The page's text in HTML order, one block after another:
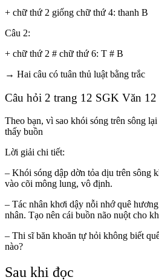
+ chữ thứ 2 giống chữ thứ 4: thanh B
Câu 2:
+ chữ thứ 2 # chữ thứ 6: T # B
→ Hai câu có tuân thủ luật bằng trắc
Câu hỏi 2 trang 12 SGK Văn 12
Theo bạn, vì sao khói sóng trên sông
thấy buồn
Lời giải chi tiết:
– Khói sóng dập dờn tỏa dịu trên sông
vào cõi mông lung, vô định.
– Tác nhân khơi dậy nỗi nhớ quê
nhân. Tạo nên cái buồn não nuột cho
– Thi sĩ băn khoăn tự hỏi không biết
nào?
Sau khi đọc